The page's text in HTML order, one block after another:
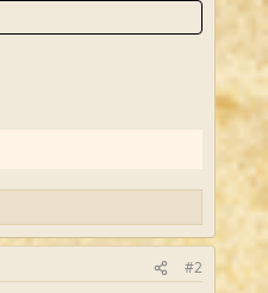
#2